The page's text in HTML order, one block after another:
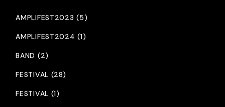
AMPLIFEST2023 (5)
AMPLIFEST2024 (1)
BAND (2)
FESTIVAL (28)
FESTIVAL (1)